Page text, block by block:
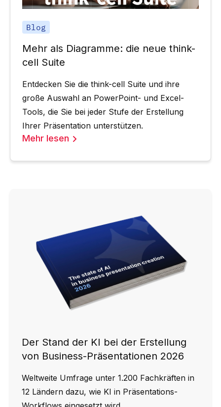
Blog
Mehr als Diagramme: die neue think-
cell Suite
Entdecken Sie die think-cell Suite und ihre
große Auswahl an PowerPoint- und Excel-
Tools, die Sie bei jeder Stufe der Erstellung
Ihrer Präsentation unterstützen.
Mehr lesen
Der Stand der KI bei der Erstellung
von Business-Präsentationen 2026
Weltweite Umfrage unter 1.200 Fachkräften in
12 Ländern dazu, wie KI in Präsentations-